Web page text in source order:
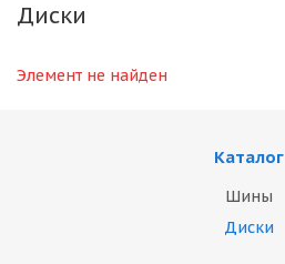
Диски
Элемент не найден
Каталог
Шины
Диски